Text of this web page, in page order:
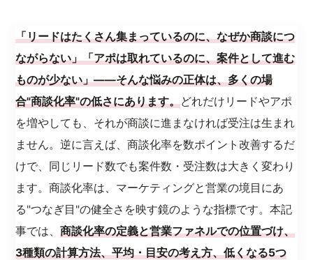
「リードはたくさん集まっているのに、なぜか商談につ
ながらない」「アポは取れているのに、案件として進む
ものが少ない」——そんな悩みの正体は、多くの場
合"商談化率"の低さにあります。どれだけリードやアポ
を増やしても、それが商談に進まなければ受注は生まれ
ません。逆に言えば、商談化率を数ポイント改善するだ
けで、同じリード数でも案件数・受注数は大きく変わり
ます。商談化率は、マーケティングと営業の境目にあ
る"つなぎ目"の健全さを映す鏡のような指標です。本記
事では、商談化率の定義と営業ファネルでの位置づけ、
3種類の計算方法、平均・目安の考え方、低くなる5つ